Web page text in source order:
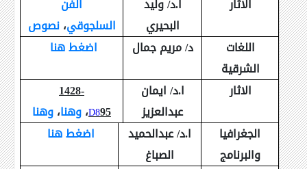
الاثار
ا.د/ وليد
البحيري
الفن
السلجوقي،نصوص
اللغات
الشرقية
د/ مريم جمال اضغط هنا
الاثار
ا.د/ ايمان
عبدالعزيز
1428-
95
D8،وهنا،وهنا
الجغرافيا
والبرنامج
ا.د/ عبدالحميد
الصباغ
اضغط هنا